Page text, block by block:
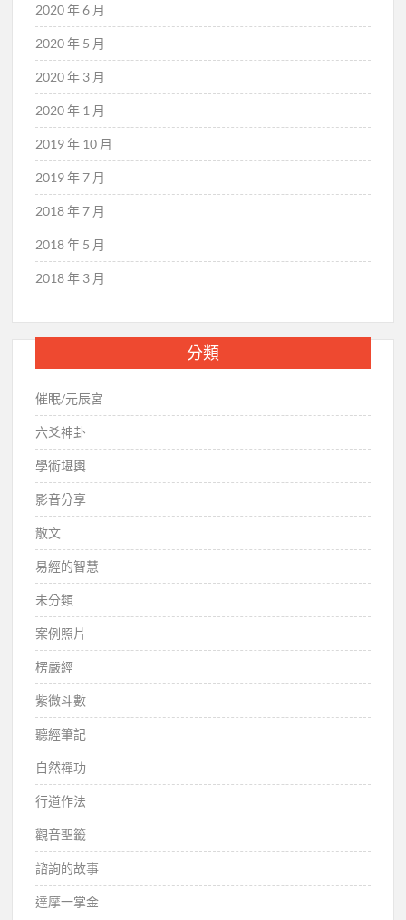
2020 年 6 月
2020 年 5 月
2020 年 3 月
2020 年 1 月
2019 年 10 月
2019 年 7 月
2018 年 7 月
2018 年 5 月
2018 年 3 月
分類
催眠/元辰宮
六爻神卦
學術堪輿
影音分享
散文
易經的智慧
未分類
案例照片
楞嚴經
紫微斗數
聽經筆記
自然禪功
行道作法
觀音聖籤
諮詢的故事
達摩一掌金